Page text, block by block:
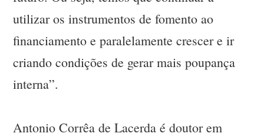
utilizar os instrumentos de fomento ao
financiamento e paralelamente crescer e ir
criando condições de gerar mais poupança
interna”.
Antonio Corrêa de Lacerda é doutor em